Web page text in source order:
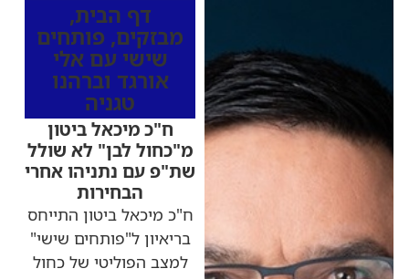
דף הבית,
מבזקים, פותחים
שישי עם אלי
אורגד וברהנו
טגניה
ח"כ מיכאל ביטון
מ"כחול לבן" לא שולל
שת"פ עם נתניהו אחרי
הבחירות
ח"כ מיכאל ביטון התייחס
בריאיון ל"פותחים שישי"
למצב הפוליטי של כחול